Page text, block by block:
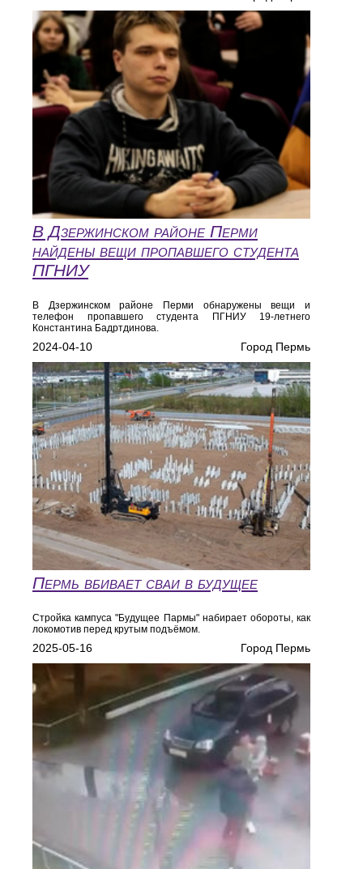
В Дзержинском районе Перми
найдены вещи пропавшего студента
ПГНИУ
В Дзержинском районе Перми обнаружены вещи и
телефон пропавшего студента ПГНИУ 19-летнего
Константина Бадртдинова.
2024-04-10 Город Пермь
Пермь вбивает сваи в будущее
Стройка кампуса "Будущее Пармы" набирает обороты, как
локомотив перед крутым подъёмом.
2025-05-16 Город Пермь